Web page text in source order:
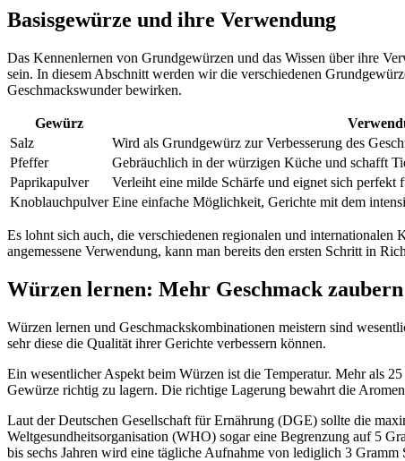
Basisgewürze und ihre Verwendung
Das Kennenlernen von Grundgewürzen und das Wissen über ihre
sein. In diesem Abschnitt werden wir die verschiedenen
Geschmackswunder bewirken.
Gewürz
Salz
Wird als Grundgewürz zur Verbesserung des
Pfeffer
Gebräuchlich in der würzigen Küche und schafft
Paprikapulver
Verleiht eine milde Schärfe und eignet sich perfekt
Knoblauchpulver Eine einfache Möglichkeit, Gerichte mit dem
Es lohnt sich auch, die verschiedenen regionalen und
angemessene Verwendung, kann man bereits den ersten Schritt in
Würzen lernen: Mehr Geschmack zaubern
Würzen lernen und Geschmackskombinationen meistern sind
sehr diese die Qualität ihrer Gerichte verbessern können.
Ein wesentlicher Aspekt beim Würzen ist die Temperatur. Mehr als
Gewürze richtig zu lagern. Die richtige Lagerung bewahrt die
Laut der Deutschen Gesellschaft für Ernährung (DGE) sollte die
Weltgesundheitsorganisation (WHO) sogar eine Begrenzung auf 5
bis sechs Jahren wird eine tägliche Aufnahme von lediglich 3 Gramm